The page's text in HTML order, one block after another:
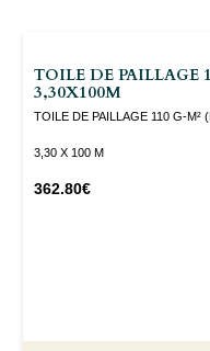
60CM
TOILE DE PAILLAGE
3,30X100M
TOILE DE PAILLAGE 110 G-M²
3,30 X 100 M
362.80€